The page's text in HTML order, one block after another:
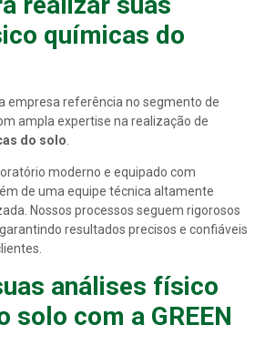
químicas do
empresa referência no segmento de
ampla expertise na realização de
do solo
moderno e equipado com
de uma equipe técnica altamente
Nossos processos seguem rigorosos
resultados precisos e confiáveis
análises físico
solo com a GREEN